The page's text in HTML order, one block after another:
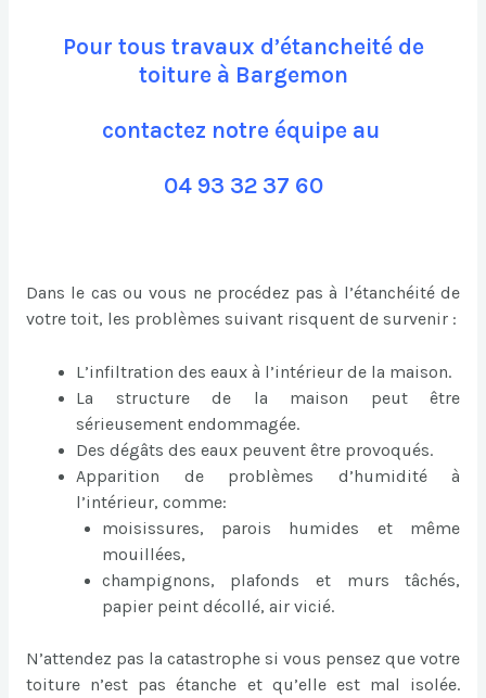
Pour tous travaux d’étancheité de
toiture à Bargemon
contactez notre équipe au
04 93 32 37 60
Dans le cas ou vous ne procédez pas à l’étanchéité de
votre toit, les problèmes suivant risquent de survenir :
L’infiltration des eaux à l’intérieur de la maison.
La structure de la maison peut être
sérieusement endommagée.
Des dégâts des eaux peuvent être provoqués.
Apparition de problèmes d’humidité à
l’intérieur, comme:
moisissures, parois humides et même
mouillées,
champignons, plafonds et murs tâchés,
papier peint décollé, air vicié.
N’attendez pas la catastrophe si vous pensez que votre
toiture n’est pas étanche et qu’elle est mal isolée.